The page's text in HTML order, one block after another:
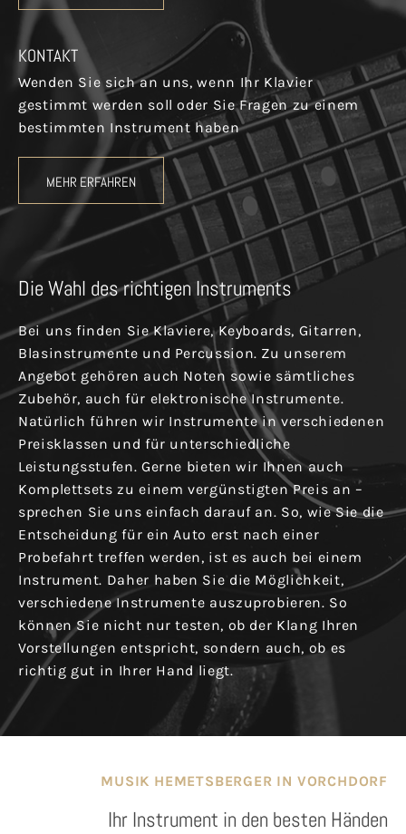
KONTAKT
Wenden Sie sich an uns, wenn Ihr Klavier
gestimmt werden soll oder Sie Fragen zu einem
bestimmten Instrument haben
MEHR ERFAHREN
Die Wahl des richtigen Instruments
Bei uns finden Sie Klaviere, Keyboards, Gitarren,
Blasinstrumente und Percussion. Zu unserem
Angebot gehören auch Noten sowie sämtliches
Zubehör, auch für elektronische Instrumente.
Natürlich führen wir Instrumente in verschiedenen
Preisklassen und für unterschiedliche
Leistungsstufen. Gerne bieten wir Ihnen auch
Komplettsets zu einem vergünstigten Preis an –
sprechen Sie uns einfach darauf an. So, wie Sie die
Entscheidung für ein Auto erst nach einer
Probefahrt treffen werden, ist es auch bei einem
Instrument. Daher haben Sie die Möglichkeit,
verschiedene Instrumente auszuprobieren. So
können Sie nicht nur testen, ob der Klang Ihren
Vorstellungen entspricht, sondern auch, ob es
richtig gut in Ihrer Hand liegt.
MUSIK HEMETSBERGER IN VORCHDORF
Ihr Instrument in den besten Händen